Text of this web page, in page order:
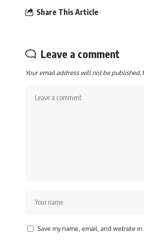
Share This Article
Leave a comment
Your email address will not be published.
Save my name, email, and website